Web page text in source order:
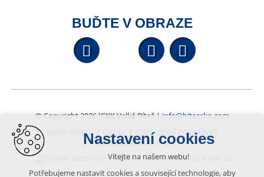
BUĎTE V OBRAZE
Facebook YouTube
© Copyright 2026 ICKK Velká Bíteš | info@bitessko.com
MAPA WEBU
ÚVOD
OBCHODNÍ PODMÍNKY
PORTÁL OBČANA
GIS
VYTVOŘENO V XART.CZ
Nastavení cookies
Vítejte na našem webu!
Potřebujeme nastavit cookies a související technologie, aby